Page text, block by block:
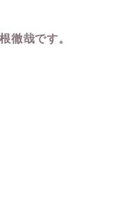
徹哉です。